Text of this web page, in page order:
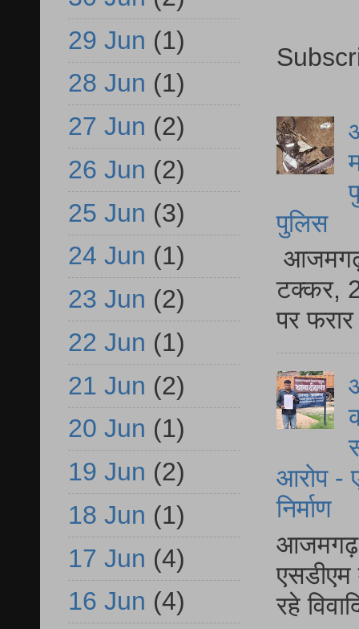
पुलिस
आजमगढ़
टक्कर,
पर
आरोप -
निर्माण
आजमगढ़
एसडीएम
रहे
29 Jun (1)
28 Jun (1)
27 Jun (2)
26 Jun (2)
25 Jun (3)
24 Jun (1)
23 Jun (2)
22 Jun (1)
21 Jun (2)
20 Jun (1)
19 Jun (2)
18 Jun (1)
17 Jun (4)
16 Jun (4)